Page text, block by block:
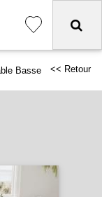
Basse << Retour